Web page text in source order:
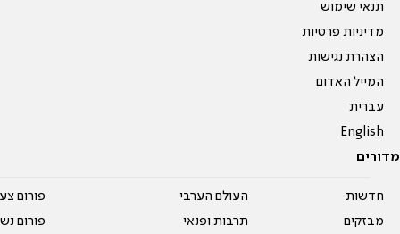
תנאי שימוש
מדיניות פרטיות
הצהרת נגישות
המייל האדום
עברית
English
מדורים
חדשות
מבזקים
העולם הערבי
תרבות ופנאי
פורום
פורום